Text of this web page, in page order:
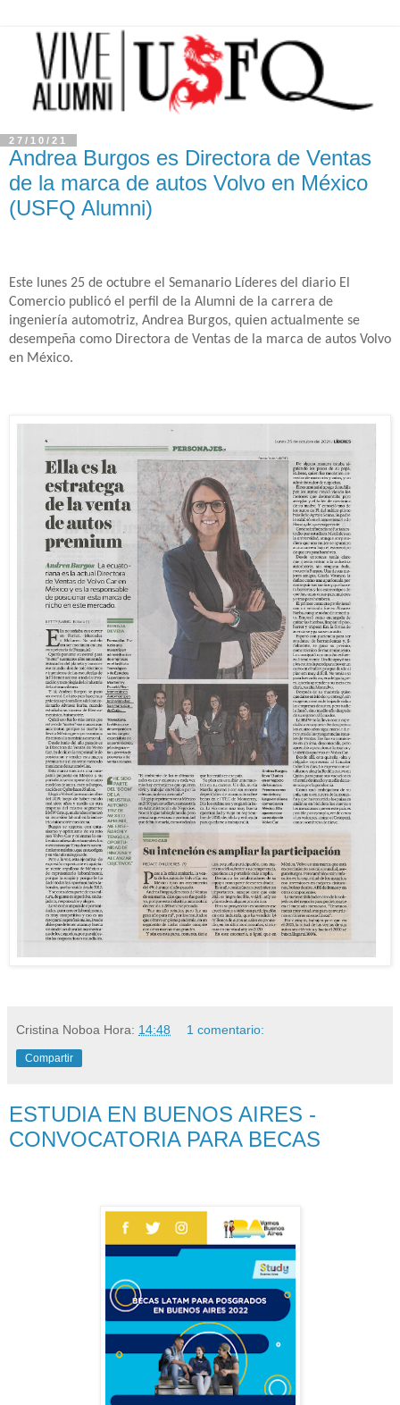
27/10/21
Andrea Burgos es Directora de Ventas
de la marca de autos Volvo en México
(USFQ Alumni)
Este lunes 25 de octubre el Semanario Líderes del diario El
Comercio publicó el perfil de la Alumni de la carrera de
ingeniería automotriz, Andrea Burgos, quien actualmente se
desempeña como Directora de Ventas de la marca de autos Volvo
en México.
Cristina Noboa Hora: 14:48 1 comentario:
Compartir
ESTUDIA EN BUENOS AIRES -
CONVOCATORIA PARA BECAS